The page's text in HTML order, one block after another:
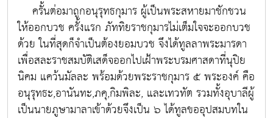
ครั้นต่อมาถูกอนุรุทธกุมาร ผู้เป็นพระสหายมาชักชวน
ให้ออกบวช ครั้งแรก ภัททิยราชกุมารไม่เต็มใจจะออกบวช
ด้วย ในที่สุดก็จำเป็นต้องยอมบวช จึงได้ทูลลาพระมารดา
เพื่อสละราชสมบัติเสด็จออกไปเฝ้าพระบรมศาสดาที่นุปิย
นิคม แคว้นมัลละ พร้อมด้วยพระราชกุมาร ๕ พระองค์ คือ
อนุรุทธะ,อานันทะ,ภคุ,กิมพิละ, และเทวทัต รวมทั้งอุบาลีผู้
เป็นนายภูษามาลาเข้าด้วยจึงเป็น ๖ ได้ทูลขออุปสมบทใน